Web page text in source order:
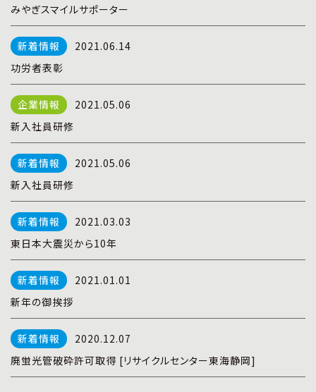
みやぎスマイルサポーター
2021.06.14
功労者表彰
2021.05.06
新入社員研修
2021.05.06
新入社員研修
2021.03.03
東日本大震災から10年
2021.01.01
新年の御挨拶
2020.12.07
廃蛍光管破砕許可取得 [リサイクルセンター東海静岡]